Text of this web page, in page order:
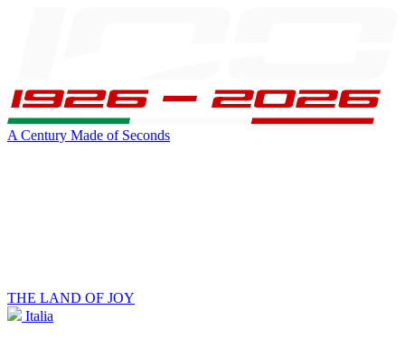
A Century Made of Seconds
THE LAND OF JOY
Italia